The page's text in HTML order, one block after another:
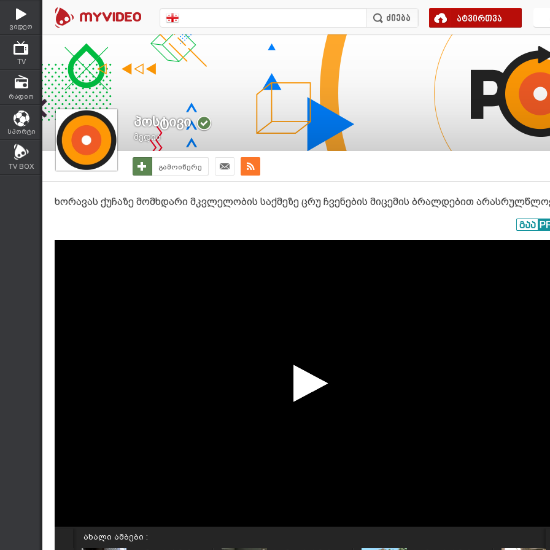
ვიდეო
TV
რადიო
სპორტი
TV BOX
ატვირთვა
პოსტივი
მედია
გამოიწერე
ხორავას ქუჩაზე მომხდარი მკვლელობის საქმეზე ცრუ ჩვენების მიცემის ბრალდებით
ახალი ამბები :